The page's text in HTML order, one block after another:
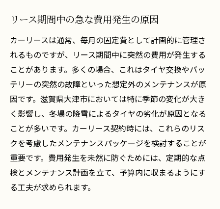
カーリーストラブル回避のための滋賀県大津市
限定のヒント
地域特有の交通事情に基づくリース契約の
注意点
雨天時の車両管理方法
リース開始前に確認すべき駐車環境
季節ごとのメンテナンスのポイント
地元住民の声を活用したトラブル予防策
トラブルを未然に防ぐための現地訪問の重
要性
滋賀県大津市でのカーリース契約時に注意すべ
リース期間中の急な費用発生の原因
カーリースは通常、毎月の固定費として計画的に管理さ
れるものですが、リース期間中に突然の費用が発生する
ことがあります。多くの場合、これはタイヤ交換やバッ
テリーの突然の故障といった想定外のメンテナンスが原
因です。滋賀県大津市においては特に季節の変化が大き
く影響し、冬場の降雪によるタイヤの劣化が原因となる
ことが多いです。カーリース契約時には、これらのリス
クを考慮したメンテナンスパッケージを検討することが
重要です。費用発生を未然に防ぐためには、定期的な点
検とメンテナンス計画を立て、予算内に収まるようにす
る工夫が求められます。